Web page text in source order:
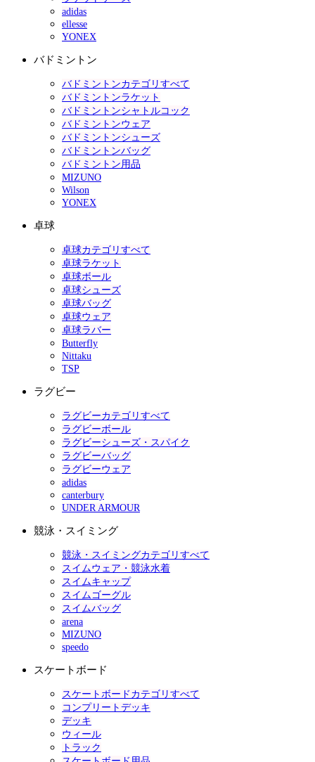
adidas
ellesse
YONEX
バドミントン
バドミントンカテゴリすべて
バドミントンラケット
バドミントンシャトルコック
バドミントンウェア
バドミントンシューズ
バドミントンバッグ
バドミントン用品
MIZUNO
Wilson
YONEX
卓球
卓球カテゴリすべて
卓球ラケット
卓球ボール
卓球シューズ
卓球バッグ
卓球ウェア
卓球ラバー
Butterfly
Nittaku
TSP
ラグビー
ラグビーカテゴリすべて
ラグビーボール
ラグビーシューズ・スパイク
ラグビーバッグ
ラグビーウェア
adidas
canterbury
UNDER ARMOUR
競泳・スイミング
競泳・スイミングカテゴリすべて
スイムウェア・競泳水着
スイムキャップ
スイムゴーグル
スイムバッグ
arena
MIZUNO
speedo
スケートボード
スケートボードカテゴリすべて
コンプリートデッキ
デッキ
ウィール
トラック